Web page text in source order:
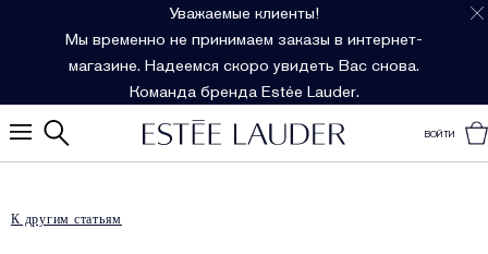
Уважаемые клиенты!
Мы временно не принимаем заказы в интернет-
магазине. Надеемся скоро увидеть Вас снова.
Команда бренда Estée Lauder.
ВОЙТИ
К другим статьям